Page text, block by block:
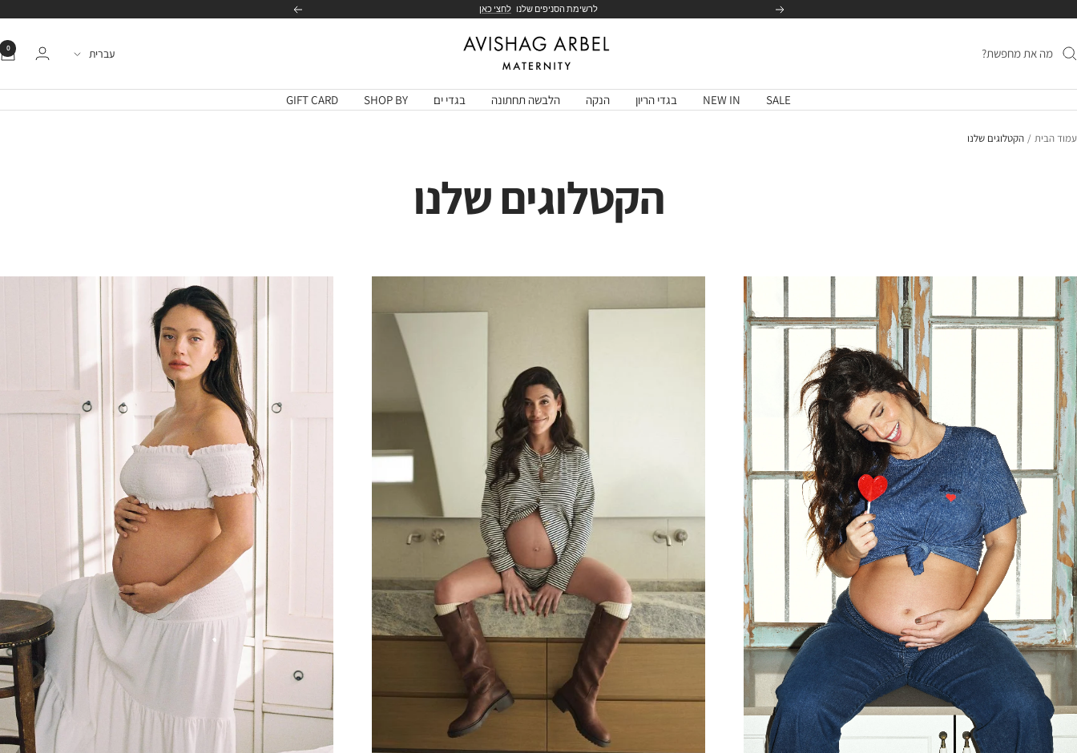
הקודם לרשימת הסניפים שלנו לחצי כאן
הבא
Avishag
שפה
עברית 0
SALE
NEW IN בגדי הריון הנקה הלבשה תחתונה בגדי ים SHOP BY
GIFT CARD
עמוד הבית הקטלוגים שלנו
הקטלוגים שלנו